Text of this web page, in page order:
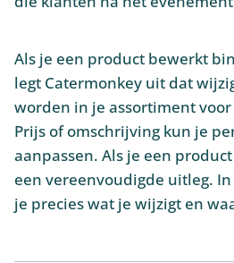
Als je een product bewerkt
legt Catermonkey uit dat
worden in je assortiment
Prijs of omschrijving kun je
aanpassen. Als je een
een vereenvoudigde uitleg.
je precies wat je wijzigt en